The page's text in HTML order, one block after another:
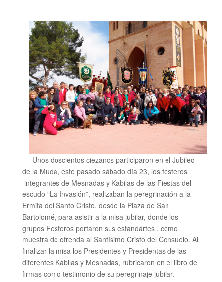
Unos doscientos ciezanos participaron en el Jubileo
de la Muda, este pasado sábado día 23, los festeros
integrantes de Mesnadas y Kabilas de las Fiestas del
escudo “La Invasión”, realizaban la peregrinación a la
Ermita del Santo Cristo, desde la Plaza de San
Bartolomé, para asistir a la misa jubilar, donde los
grupos Festeros portaron sus estandartes , como
muestra de ofrenda al Santísimo Cristo del Consuelo. Al
finalizar la misa los Presidentes y Presidentas de las
diferentes Kábilas y Mesnadas, rubricaron en el libro de
firmas como testimonio de su peregrinaje jubilar.